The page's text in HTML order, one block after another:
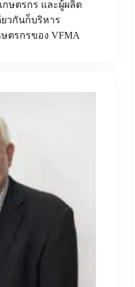
กษตรกร และผู้ผลิต
วกันก็บริหาร
ตรกรของ VFMA